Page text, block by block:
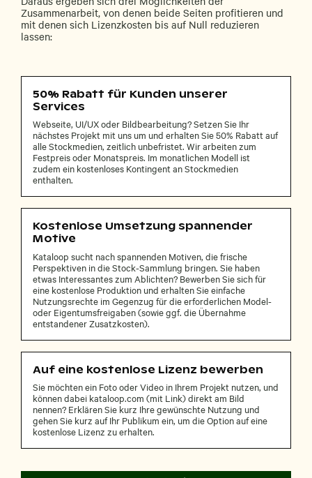
Zusammenarbeit, von denen beide Seiten profitieren und
mit denen sich Lizenzkosten bis auf Null reduzieren
lassen:
50% Rabatt für Kunden unserer
Services
Webseite, UI/UX oder Bildbearbeitung? Setzen Sie Ihr
nächstes Projekt mit uns um und erhalten Sie 50% Rabatt auf
alle Stockmedien, zeitlich unbefristet. Wir arbeiten zum
Festpreis oder Monatspreis. Im monatlichen Modell ist
zudem ein kostenloses Kontingent an Stockmedien
enthalten.
Kostenlose Umsetzung spannender
Motive
Kataloop sucht nach spannenden Motiven, die frische
Perspektiven in die Stock-Sammlung bringen. Sie haben
etwas Interessantes zum Ablichten? Bewerben Sie sich für
eine kostenlose Produktion und erhalten Sie einfache
Nutzungsrechte im Gegenzug für die erforderlichen Model-
oder Eigentumsfreigaben (sowie ggf. die Übernahme
entstandener Zusatzkosten).
Auf eine kostenlose Lizenz bewerben
Sie möchten ein Foto oder Video in Ihrem Projekt nutzen, und
können dabei kataloop.com (mit Link) direkt am Bild
nennen? Erklären Sie kurz Ihre gewünschte Nutzung und
gehen Sie kurz auf Ihr Publikum ein, um die Option auf eine
kostenlose Lizenz zu erhalten.